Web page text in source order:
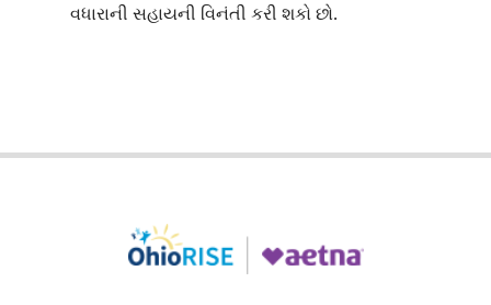
વધારાની સહાયની વિનંતી કરી શકો છો.